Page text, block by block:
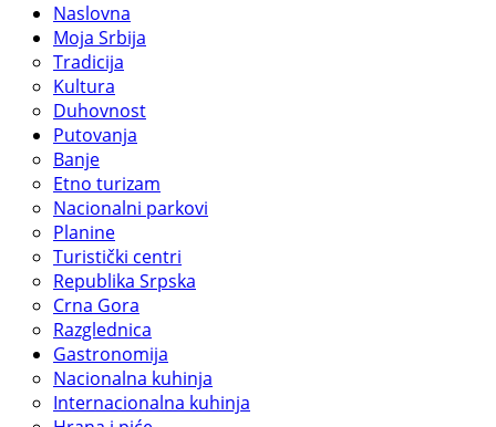
Naslovna
Moja Srbija
Tradicija
Kultura
Duhovnost
Putovanja
Banje
Etno turizam
Nacionalni parkovi
Planine
Turistički centri
Republika Srpska
Crna Gora
Razglednica
Gastronomija
Nacionalna kuhinja
Internacionalna kuhinja